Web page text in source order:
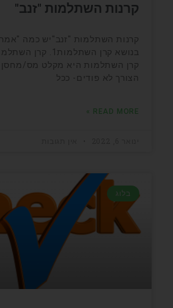
קרנות השתלמות "זנב"
קרנות השתלמות "זנב"יש כמה
הצורך לא פודים- ככל
READ MORE »
בלוג